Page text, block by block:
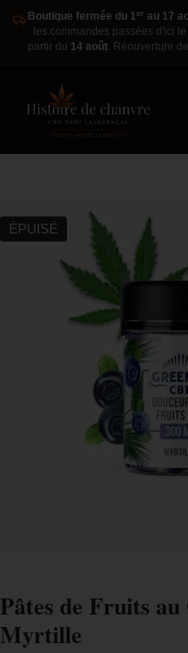
Boutique fermée du 1er au 17
: les commandes passées d'ici
partir du 14 août. Réouverture
ÉPUISÉ
Pâtes de Fruits
Myrtille